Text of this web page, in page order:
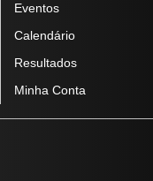
Eventos
Calendário
Resultados
Minha Conta